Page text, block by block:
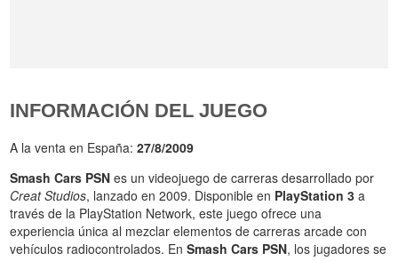
INFORMACIÓN DEL JUEGO
A la venta en España:27/8/2009
Smash Cars PSN es un videojuego de carreras desarrollado por
Creat Studios, lanzado en 2009. Disponible en PlayStation 3 a
través de la PlayStation Network, este juego ofrece una
experiencia única al mezclar elementos de carreras arcade con
vehículos radiocontrolados. EnSmash Cars PSN, los jugadores se